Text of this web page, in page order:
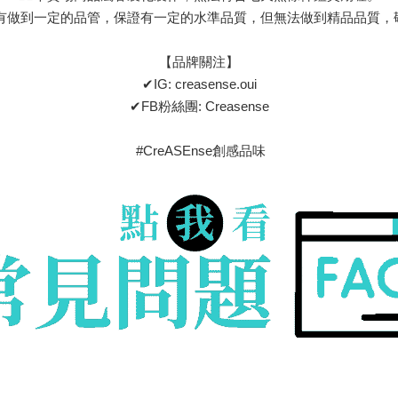
做到一定的品管，保證有一定的水準品質，但無法做到精品品質，
【品牌關注】
✔IG: creasense.oui
✔FB粉絲團: Creasense
#CreASEnse創感品味